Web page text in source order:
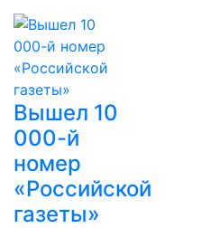
Вышел 10
000-й
номер
«Российской
газеты»